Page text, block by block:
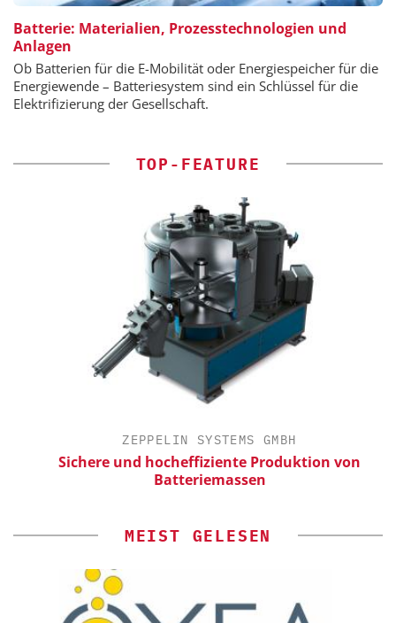
Batterie: Materialien, Prozesstechnologien und
Anlagen
Ob Batterien für die E-Mobilität oder Energiespeicher für die
Energiewende – Batteriesystem sind ein Schlüssel für die
Elektrifizierung der Gesellschaft.
TOP-FEATURE
ZEPPELIN SYSTEMS GMBH
Sichere und hocheffiziente Produktion von
Batteriemassen
MEIST GELESEN